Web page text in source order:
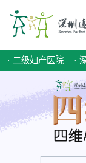
· 二级妇产医院 ·
备孕迟迟
爱有光，愈未来